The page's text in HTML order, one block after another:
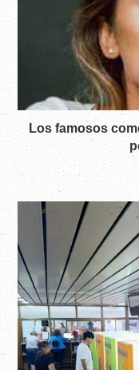
Los famosos